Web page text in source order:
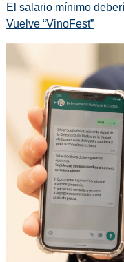
El salario mínimo
Vuelve “VinoFest”